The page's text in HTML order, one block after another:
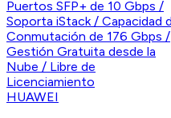
HUAWEI